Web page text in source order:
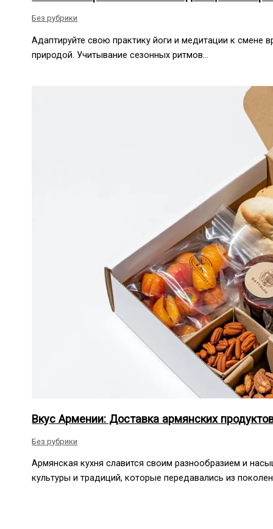
Без рубрики
Адаптируйте свою практику йоги и медитации к смене
природой. Учитывание сезонных ритмов…
Вкус Армении: Доставка армянских
Без рубрики
Армянская кухня славится своим разнообразием и
культуры и традиций, которые передавались из